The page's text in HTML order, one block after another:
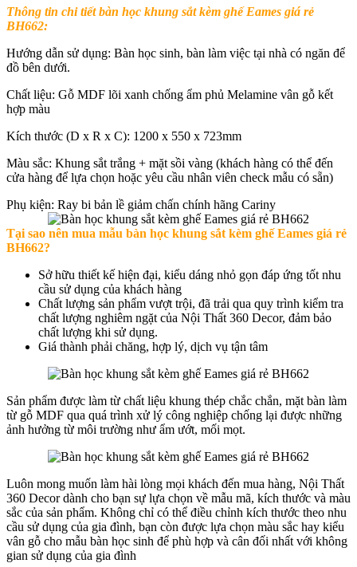
Thông tin chi tiết bàn học khung sắt kèm ghế Eames giá rẻ
BH662:
Hướng dẫn sử dụng: Bàn học sinh, bàn làm việc tại nhà có ngăn để
đồ bên dưới.
Chất liệu: Gỗ MDF lõi xanh chống ẩm phủ Melamine vân gỗ kết
hợp màu
Kích thước (D x R x C): 1200 x 550 x 723mm
Màu sắc: Khung sắt trắng + mặt sồi vàng (khách hàng có thể đến
cửa hàng để lựa chọn hoặc yêu cầu nhân viên check mẫu có sẵn)
Phụ kiện: Ray bi bản lề giảm chấn chính hãng Cariny
Tại sao nên mua mẫu bàn học khung sắt kèm ghế Eames giá rẻ
BH662?
Sở hữu thiết kế hiện đại, kiểu dáng nhỏ gọn đáp ứng tốt nhu
cầu sử dụng của khách hàng
Chất lượng sản phẩm vượt trội, đã trải qua quy trình kiểm tra
chất lượng nghiêm ngặt của Nội Thất 360 Decor, đảm bảo
chất lượng khi sử dụng.
Giá thành phải chăng, hợp lý, dịch vụ tận tâm
Sản phẩm được làm từ chất liệu khung thép chắc chắn, mặt bàn làm
từ gỗ MDF qua quá trình xử lý công nghiệp chống lại được những
ảnh hưởng từ môi trường như ẩm ướt, mối mọt.
Luôn mong muốn làm hài lòng mọi khách đến mua hàng, Nội Thất
360 Decor dành cho bạn sự lựa chọn về mẫu mã, kích thước và màu
sắc của sản phẩm. Không chỉ có thể điều chỉnh kích thước theo nhu
cầu sử dụng của gia đình, bạn còn được lựa chọn màu sắc hay kiểu
vân gỗ cho mẫu bàn học sinh để phù hợp và cân đối nhất với không
gian sử dụng của gia đình